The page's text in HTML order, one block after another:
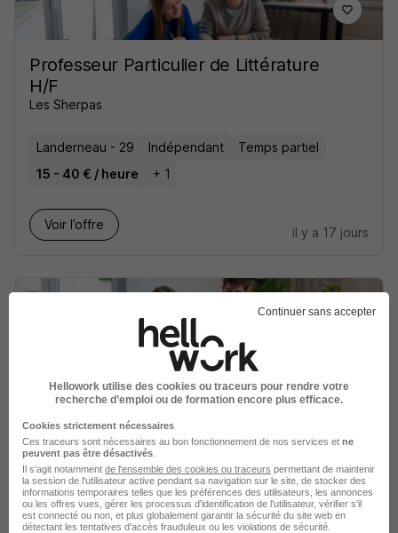
Professeur Particulier de Littérature
H/F
Les Sherpas
Landerneau - 29 Indépendant
Temps partiel
15 - 40 € / heure
+ 1
Voir l’offre
il y a 17 jours
Professeur Particulier de Svt H/F
Les Sherpas
Landerneau - 29 Indépendant
15 - 40 € / heure
+ 1
Voir l’offre
il y a 17 jours
Continuer sans accepter
Hellowork utilise des cookies ou traceurs pour rendre votre
recherche d’emploi ou de formation encore plus efficace.
Cookies strictement nécessaires
Ces traceurs sont nécessaires au bon fonctionnement de nos services et ne
peuvent pas être désactivés
Il s'agit notamment de l'ensemble des cookies ou traceurs permettant de maintenir
la session de l'utilisateur active pendant sa navigation sur le site, de stocker des
informations temporaires telles que les préférences des utilisateurs, les annonces
ou les offres vues, gérer les processus d'identification de l'utilisateur, vérifier s'il
est connecté ou non, et plus globalement garantir la sécurité du site web en
détectant les tentatives d'accès frauduleux ou les violations de sécurité.